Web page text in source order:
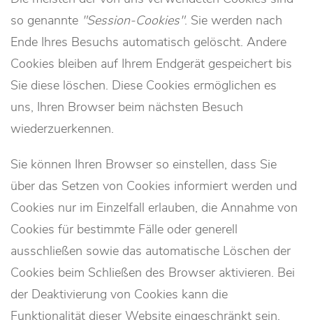
so genannte Session-Cookies . Sie werden nach
Ende Ihres Besuchs automatisch gelöscht. Andere
Cookies bleiben auf Ihrem Endgerät gespeichert bis
Sie diese löschen. Diese Cookies ermöglichen es
uns, Ihren Browser beim nächsten Besuch
wiederzuerkennen.
Sie können Ihren Browser so einstellen, dass Sie
über das Setzen von Cookies informiert werden und
Cookies nur im Einzelfall erlauben, die Annahme von
Cookies für bestimmte Fälle oder generell
ausschließen sowie das automatische Löschen der
Cookies beim Schließen des Browser aktivieren. Bei
der Deaktivierung von Cookies kann die
Funktionalität dieser Website eingeschränkt sein.